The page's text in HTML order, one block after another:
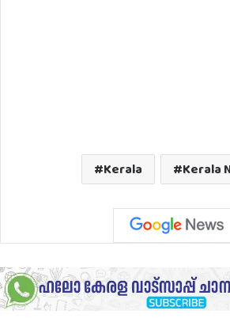
Kerala Kerala